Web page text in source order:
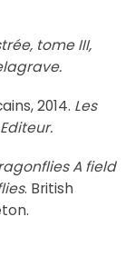
tome III,
2014. Les
A field
. British